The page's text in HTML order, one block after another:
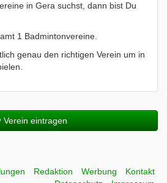
in Gera suchst, dann bist Du
1 Badmintonvereine.
genau den richtigen Verein um in
Verein eintragen
Redaktion Werbung
Kontakt